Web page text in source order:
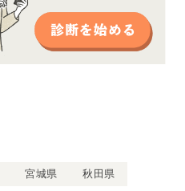
宮城県
秋田県